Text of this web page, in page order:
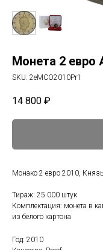
Монета 2 евро
SKU: 2eMCO2010Pr1
14 800 ₽
Монако 2 евро 2010,
Тираж: 25 000 штук
Комплектация: монета в
из белого картона
Год: 2010